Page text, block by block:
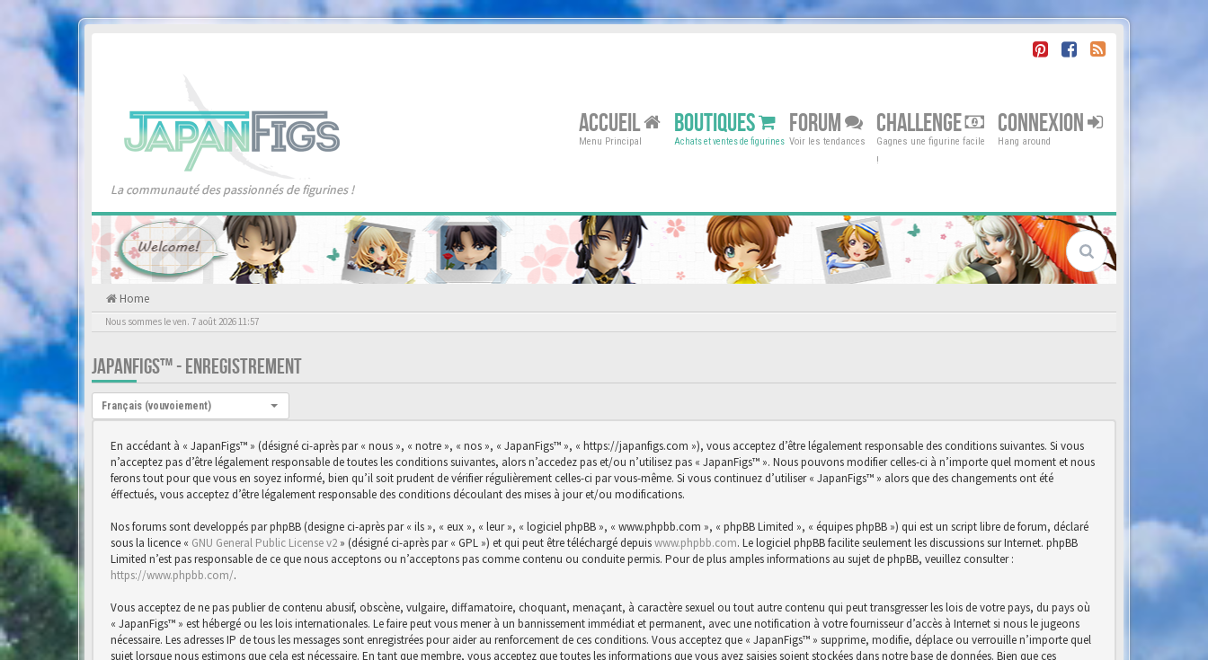
La communauté des passionnés de figurines !
ACCUEIL
Menu Principal
BOUTIQUES
Achats et ventes de figurines
FORUM
Voir les tendances
CHALLENGE
Gagnes une figurine facile
!
CONNEXION
Hang around
Home
Nous sommes le ven. 7 août 2026 11:57
JAPANFIGS™ - ENREGISTREMENT
Langue :
Français (vouvoiement)
En accédant à « JapanFigs™ » (désigné ci-après par « nous », « notre », « nos », « JapanFigs™ », « https://japanfigs.com »), vous acceptez d’être légalement responsable des conditions suivantes. Si vous
n’acceptez pas d’être légalement responsable de toutes les conditions suivantes, alors n’accedez pas et/ou n’utilisez pas « JapanFigs™ ». Nous pouvons modifier celles-ci à n’importe quel moment et nous
ferons tout pour que vous en soyez informé, bien qu’il soit prudent de vérifier régulièrement celles-ci par vous-même. Si vous continuez d’utiliser « JapanFigs™ » alors que des changements ont été
éffectués, vous acceptez d’être légalement responsable des conditions découlant des mises à jour et/ou modifications.
Nos forums sont developpés par phpBB (designe ci-après par « ils », « eux », « leur », « logiciel phpBB », « www.phpbb.com », « phpBB Limited », « équipes phpBB ») qui est un script libre de forum, déclaré
sous la licence « GNU General Public License v2 » (désigné ci-après par « GPL ») et qui peut être téléchargé depuiswww.phpbb.com. Le logiciel phpBB facilite seulement les discussions sur Internet. phpBB
Limited n’est pas responsable de ce que nous acceptons ou n’acceptons pas comme contenu ou conduite permis. Pour de plus amples informations au sujet de phpBB, veuillez consulter :
https://www.phpbb.com/.
Vous acceptez de ne pas publier de contenu abusif, obscène, vulgaire, diffamatoire, choquant, menaçant, à caractère sexuel ou tout autre contenu qui peut transgresser les lois de votre pays, du pays où
« JapanFigs™ » est hébergé ou les lois internationales. Le faire peut vous mener à un bannissement immédiat et permanent, avec une notification à votre fournisseur d’accès à Internet si nous le jugeons
nécessaire. Les adresses IP de tous les messages sont enregistrées pour aider au renforcement de ces conditions. Vous acceptez que « JapanFigs™ » supprime, modifie, déplace ou verrouille n’importe quel
sujet lorsque nous estimons que cela est nécessaire. En tant que membre, vous acceptez que toutes les informations que vous avez saisies soient stockées dans notre base de données. Bien que ces